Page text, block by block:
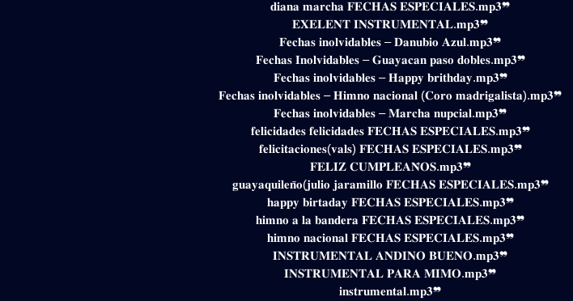
𝐝𝐢𝐚𝐧𝐚 𝐦𝐚𝐫𝐜𝐡𝐚 𝐅𝐄𝐂𝐇𝐀𝐒 𝐄𝐒𝐏𝐄𝐂𝐈𝐀𝐋𝐄𝐒.𝐦𝐩𝟑❞
𝐄𝐗𝐄𝐋𝐄𝐍𝐓 𝐈𝐍𝐒𝐓𝐑𝐔𝐌𝐄𝐍𝐓𝐀𝐋.𝐦𝐩𝟑❞
𝐅𝐞𝐜𝐡𝐚𝐬 𝐢𝐧𝐨𝐥𝐯𝐢𝐝𝐚𝐛𝐥𝐞𝐬 – 𝐃𝐚𝐧𝐮𝐛𝐢𝐨 𝐀𝐳𝐮𝐥.𝐦𝐩𝟑❞
𝐅𝐞𝐜𝐡𝐚𝐬 𝐈𝐧𝐨𝐥𝐯𝐢𝐝𝐚𝐛𝐥𝐞𝐬 – 𝐆𝐮𝐚𝐲𝐚𝐜𝐚𝐧 𝐩𝐚𝐬𝐨 𝐝𝐨𝐛𝐥𝐞𝐬.𝐦𝐩𝟑❞
𝐅𝐞𝐜𝐡𝐚𝐬 𝐢𝐧𝐨𝐥𝐯𝐢𝐝𝐚𝐛𝐥𝐞𝐬 – 𝐇𝐚𝐩𝐩𝐲 𝐛𝐫𝐢𝐭𝐡𝐝𝐚𝐲.𝐦𝐩𝟑❞
𝐅𝐞𝐜𝐡𝐚𝐬 𝐢𝐧𝐨𝐥𝐯𝐢𝐝𝐚𝐛𝐥𝐞𝐬 – 𝐇𝐢𝐦𝐧𝐨 𝐧𝐚𝐜𝐢𝐨𝐧𝐚𝐥 (𝐂𝐨𝐫𝐨 𝐦𝐚𝐝𝐫𝐢𝐠𝐚𝐥𝐢𝐬𝐭𝐚).𝐦𝐩𝟑❞
𝐅𝐞𝐜𝐡𝐚𝐬 𝐢𝐧𝐨𝐥𝐯𝐢𝐝𝐚𝐛𝐥𝐞𝐬 – 𝐌𝐚𝐫𝐜𝐡𝐚 𝐧𝐮𝐩𝐜𝐢𝐚𝐥.𝐦𝐩𝟑❞
𝐟𝐞𝐥𝐢𝐜𝐢𝐝𝐚𝐝𝐞𝐬 𝐟𝐞𝐥𝐢𝐜𝐢𝐝𝐚𝐝𝐞𝐬 𝐅𝐄𝐂𝐇𝐀𝐒 𝐄𝐒𝐏𝐄𝐂𝐈𝐀𝐋𝐄𝐒.𝐦𝐩𝟑❞
𝐟𝐞𝐥𝐢𝐜𝐢𝐭𝐚𝐜𝐢𝐨𝐧𝐞𝐬(𝐯𝐚𝐥𝐬) 𝐅𝐄𝐂𝐇𝐀𝐒 𝐄𝐒𝐏𝐄𝐂𝐈𝐀𝐋𝐄𝐒.𝐦𝐩𝟑❞
𝐅𝐄𝐋𝐈𝐙 𝐂𝐔𝐌𝐏𝐋𝐄𝐀𝐍̃𝐎𝐒.𝐦𝐩𝟑❞
𝐠𝐮𝐚𝐲𝐚𝐪𝐮𝐢𝐥𝐞𝐧̃𝐨(𝐣𝐮𝐥𝐢𝐨 𝐣𝐚𝐫𝐚𝐦𝐢𝐥𝐥𝐨 𝐅𝐄𝐂𝐇𝐀𝐒 𝐄𝐒𝐏𝐄𝐂𝐈𝐀𝐋𝐄𝐒.𝐦𝐩𝟑❞
𝐡𝐚𝐩𝐩𝐲 𝐛𝐢𝐫𝐭𝐚𝐝𝐚𝐲 𝐅𝐄𝐂𝐇𝐀𝐒 𝐄𝐒𝐏𝐄𝐂𝐈𝐀𝐋𝐄𝐒.𝐦𝐩𝟑❞
𝐡𝐢𝐦𝐧𝐨 𝐚 𝐥𝐚 𝐛𝐚𝐧𝐝𝐞𝐫𝐚 𝐅𝐄𝐂𝐇𝐀𝐒 𝐄𝐒𝐏𝐄𝐂𝐈𝐀𝐋𝐄𝐒.𝐦𝐩𝟑❞
𝐡𝐢𝐦𝐧𝐨 𝐧𝐚𝐜𝐢𝐨𝐧𝐚𝐥 𝐅𝐄𝐂𝐇𝐀𝐒 𝐄𝐒𝐏𝐄𝐂𝐈𝐀𝐋𝐄𝐒.𝐦𝐩𝟑❞
𝐈𝐍𝐒𝐓𝐑𝐔𝐌𝐄𝐍𝐓𝐀𝐋 𝐀𝐍𝐃𝐈𝐍𝐎 𝐁𝐔𝐄𝐍𝐎.𝐦𝐩𝟑❞
𝐈𝐍𝐒𝐓𝐑𝐔𝐌𝐄𝐍𝐓𝐀𝐋 𝐏𝐀𝐑𝐀 𝐌𝐈𝐌𝐎.𝐦𝐩𝟑❞
𝐢𝐧𝐬𝐭𝐫𝐮𝐦𝐞𝐧𝐭𝐚𝐥.𝐦𝐩𝟑❞